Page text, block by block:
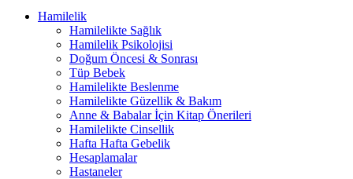
Hamilelik
Hamilelikte Sağlık
Hamilelik Psikolojisi
Doğum Öncesi & Sonrası
Tüp Bebek
Hamilelikte Beslenme
Hamilelikte Güzellik & Bakım
Anne & Babalar İçin Kitap Önerileri
Hamilelikte Cinsellik
Hafta Hafta Gebelik
Hesaplamalar
Hastaneler